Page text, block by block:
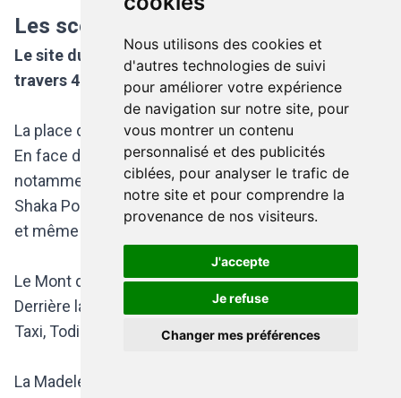
Nous utilisons des cookies et
d'autres technologies de suivi
pour améliorer votre expérience
de navigation sur notre site, pour
vous montrer un contenu
personnalisé et des publicités
ciblées, pour analyser le trafic de
notre site et pour comprendre la
provenance de nos visiteurs.
J'accepte
Je refuse
Changer mes préférences
Les scènes du BSF
Le site du Brussels Summer Festival se déploie à
travers 4 scènes :
La place des Palais ;
En face du Parc Royal de Bruxelles. Vous pourrez
notamment y retrouver Thirty Seconds to Mars,
Shaka Ponk, OrelSan, Romeo Elvis x Le Motel, dEus
et même R.O. x Konoba,
Le Mont des Arts ;
Derrière la Gare Centrale, où se produiront Therapie
Taxi, Todiefor, Ofenbach ou encore Raphael.
La Madeleine ;